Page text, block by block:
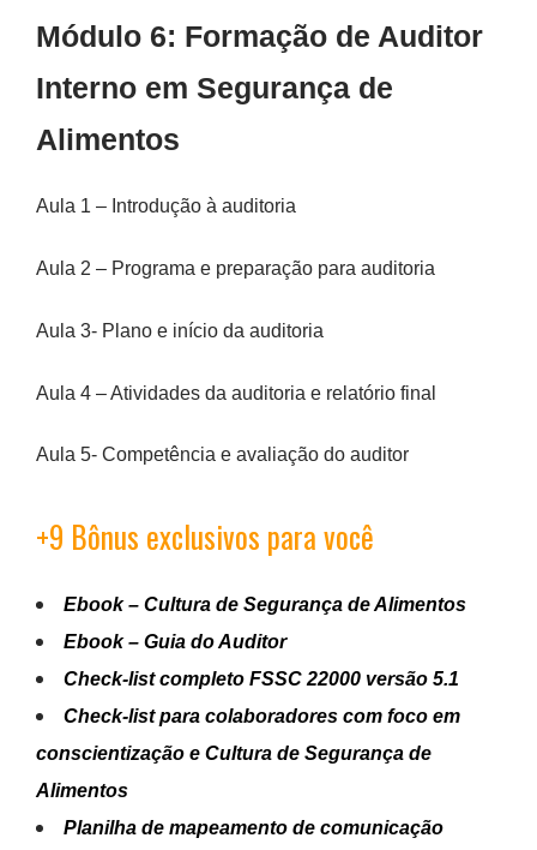
Módulo 6: Formação de Auditor
Interno em Segurança de
Alimentos
Aula 1 – Introdução à auditoria
Aula 2 – Programa e preparação para auditoria
Aula 3- Plano e início da auditoria
Aula 4 – Atividades da auditoria e relatório final
Aula 5- Competência e avaliação do auditor
+9 Bônus exclusivos para você
Ebook – Cultura de Segurança de Alimentos
Ebook – Guia do Auditor
Check-list completo FSSC 22000 versão 5.1
Check-list para colaboradores com foco em
conscientização e Cultura de Segurança de
Alimentos
Planilha de mapeamento de comunicação